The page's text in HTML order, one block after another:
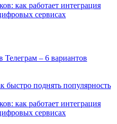
как работает интеграция
сервисах
Телеграм – 6 вариантов
поднять популярность
как работает интеграция
сервисах